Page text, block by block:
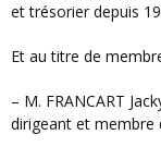
et trésorier depuis
Et au titre de
– M. FRANCART Jacky AS MOURMELON depuis 1993 arbitre,
dirigeant et membre